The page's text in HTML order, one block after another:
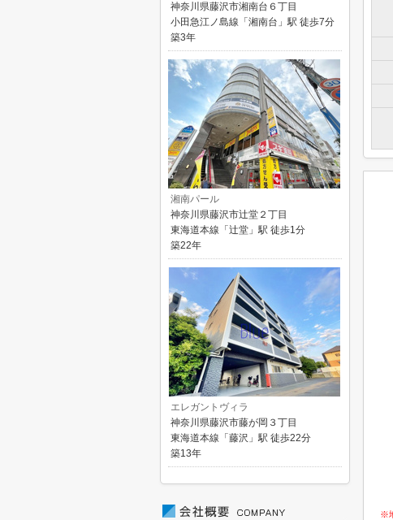
※
神奈川県藤沢市湘南台６丁目
小田急江ノ島線「湘南台」駅 徒歩7分
築3年
湘南パール
神奈川県藤沢市辻堂２丁目
東海道本線「辻堂」駅 徒歩1分
築22年
エレガントヴィラ
神奈川県藤沢市藤が岡３丁目
東海道本線「藤沢」駅 徒歩22分
築13年